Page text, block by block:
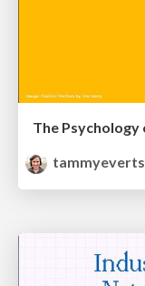
tammyeverts